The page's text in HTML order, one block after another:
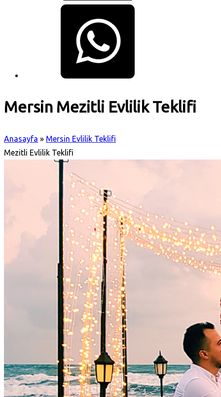
Mersin Mezitli Evlilik Teklifi
Anasayfa » Mersin Evlilik Teklifi
Mezitli Evlilik Teklifi